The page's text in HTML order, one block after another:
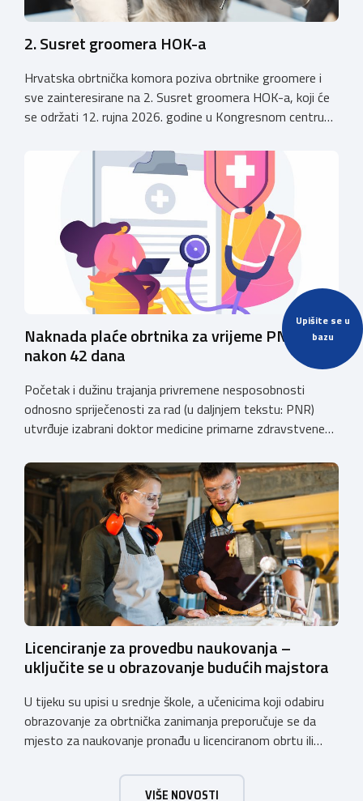
Upišite se u
bazu
2. Susret groomera HOK-a
Hrvatska obrtnička komora poziva obrtnike groomere i
sve zainteresirane na 2. Susret groomera HOK-a, koji će
se održati 12. rujna 2026. godine u Kongresnom centru
očekuje bogat stručni program s predavanjima
renomiranih domaćih i međunarodnih predavača: U sklopu
programa održat će se i panel rasprava „Profesija
groomera: od edukacije […]
Naknada plaće obrtnika za vrijeme PNR
nakon 42 dana
Početak i dužinu trajanja privremene nesposobnosti
odnosno spriječenosti za rad (u daljnjem tekstu: PNR)
utvrđuje izabrani doktor medicine primarne zdravstvene
zdravstvene zaštite žena). Razdoblje PNR za koje
osiguraniku pripada pravo na naknadu plaće u skladu sa
Zakonom o obveznom zdravstvenom osiguranju
(“Narodne novine”, broj: 80/13, 137/13, 98/19, 33/23,
105/25, […]
Licenciranje za provedbu naukovanja –
uključite se u obrazovanje budućih majstora
U tijeku su upisi u srednje škole, a učenicima koji odabiru
obrazovanje za obrtnička zanimanja preporučuje se da
mjesto za naukovanje pronađu u licenciranom obrtu ili
koji još nemaju licenciju da pokrenu postupak
VIŠE NOVOSTI